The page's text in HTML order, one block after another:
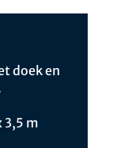
doek en
3,5 m